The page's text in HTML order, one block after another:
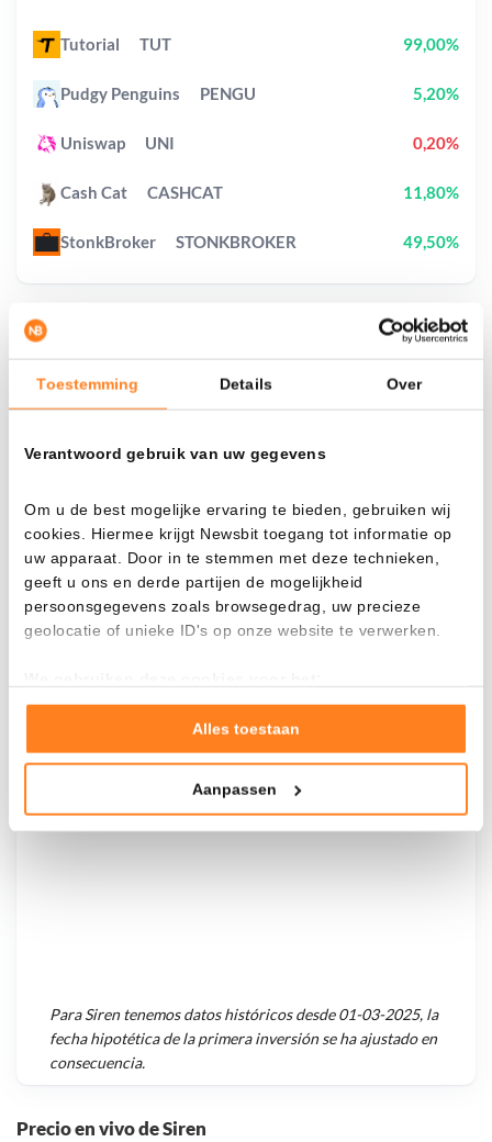
Toestemming Details Over
Verantwoord gebruik van uw gegevens
Om u de best mogelijke ervaring te bieden, gebruiken wij
cookies. Hiermee krijgt Newsbit toegang tot informatie op
uw apparaat. Door in te stemmen met deze technieken,
geeft u ons en derde partijen de mogelijkheid
persoonsgegevens zoals browsegedrag, uw precieze
geolocatie of unieke ID's op onze website te verwerken.
Goed laten functioneren van deze website
Verzamelen van gebruiksstatistieken
Tonen en meten van relevante advertenties
Klik hieronder om ons toestemming te geven om deze
Alles toestaan
Aanpassen
Precio en vivo de Siren
¿Qué pasa si…?
Mira cuánto valor tendrías hoy si hubieras
criptomonedas.
Había invertido En
Cada Desde
$
Valor total
ParaSirentenemos datos históricos desde01-03-2025, la
fecha hipotética de la primera inversión se ha ajustado en
consecuencia.
Tutorial TUT 99,00%
Pudgy Penguins PENGU 5,20%
Uniswap UNI 0,20%
Cash Cat CASHCAT 11,80%
StonkBroker STONKBROKER 49,50%